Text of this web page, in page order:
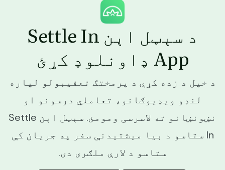
Image
د سېټل اېن Settle In
App ډاونلوډ کړئ
د خپل د زده کړې د پرمختګ تعقیبولو لپاره
لنډو ویډیوګانو، تعاملي درسونو او
نښونښانو ته لاسرسی ومومئ. سېټل اېن Settle
In ستاسو د بیا میشتیدنې سفر په جریان کې
ستاسو د لارې ملګری دی.